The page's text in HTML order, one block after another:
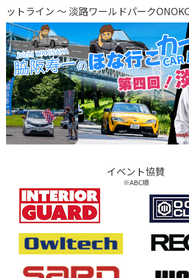
ットライン ～ 淡路ワールドパーク
イベント協賛
※ABC順